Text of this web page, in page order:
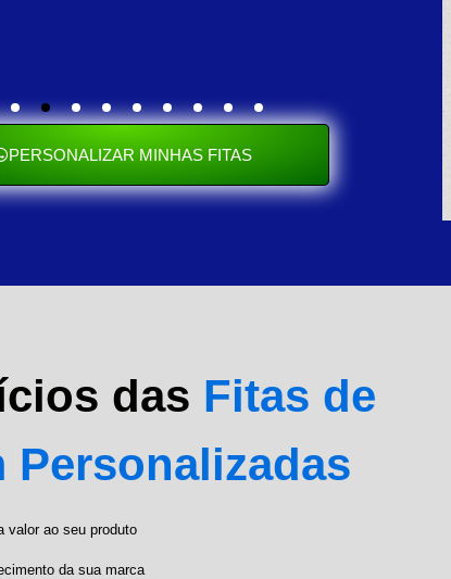
PERSONALIZAR MINHAS FITAS
das Fitas de
Personalizadas
valor ao seu produto
da sua marca